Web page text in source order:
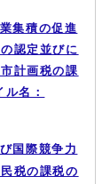
集積の促進
認定並びに
計画税の課
名：
国際競争力
税の課税の